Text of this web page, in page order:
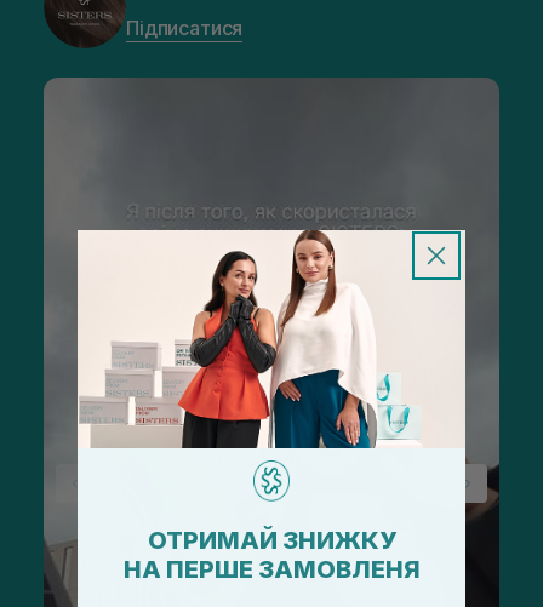
Підписатися
ОТРИМАЙ ЗНИЖКУ
НА ПЕРШЕ ЗАМОВЛЕНЯ